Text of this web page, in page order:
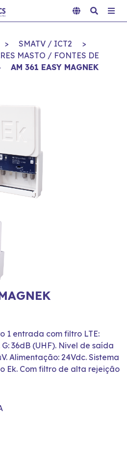
> SMATV / ICT2
>
MASTO / FONTES DE
AM 361 EASY MAGNEK
1 entrada com filtro LTE:
36dB (UHF). Nivel de saída
Alimentação: 24Vdc. Sistema
Ek. Com filtro de alta rejeição